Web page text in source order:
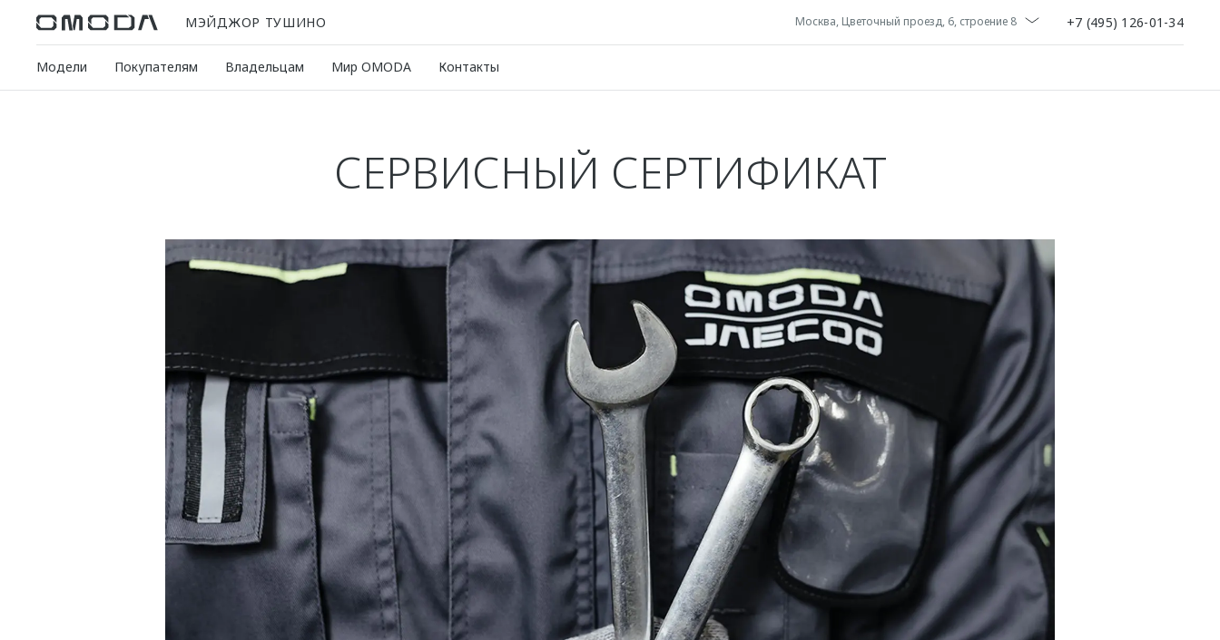
МЭЙДЖОР ТУШИНО Москва, Цветочный проезд, 6, строение 8 +7 (495) 126-01-34
Модели Покупателям Владельцам Мир OMODA Контакты
СЕРВИСНЫЙ СЕРТИФИКАТ